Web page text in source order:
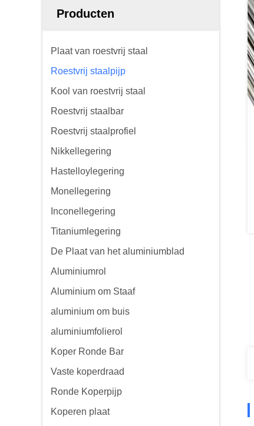
Producten
Plaat van roestvrij staal
Roestvrij staalpijp
Kool van roestvrij staal
Roestvrij staalbar
Roestvrij staalprofiel
Nikkellegering
Hastelloylegering
Monellegering
Inconellegering
Titaniumlegering
De Plaat van het aluminiumblad
Aluminiumrol
Aluminium om Staaf
aluminium om buis
aluminiumfolierol
Koper Ronde Bar
Vaste koperdraad
Ronde Koperpijp
Koperen plaat